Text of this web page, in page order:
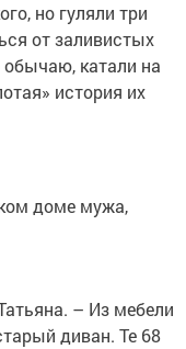
но гуляли три
от заливистых
катали на
история их
доме мужа,
– Из мебели
диван. Те 68